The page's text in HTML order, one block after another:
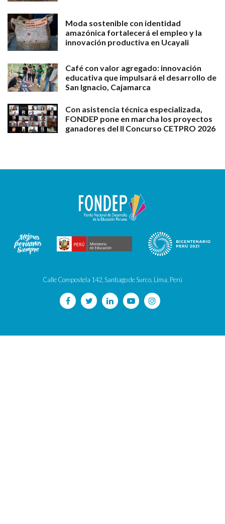
Moda sostenible con identidad
amazónica fortalecerá el empleo y la
innovación productiva en Ucayali
Café con valor agregado: innovación
educativa que impulsará el desarrollo de
San Ignacio, Cajamarca
Con asistencia técnica especializada,
FONDEP pone en marcha los proyectos
ganadores del II Concurso CETPRO 2026
Calle Compostela 142, Santiago de Surco, Lima, Perú